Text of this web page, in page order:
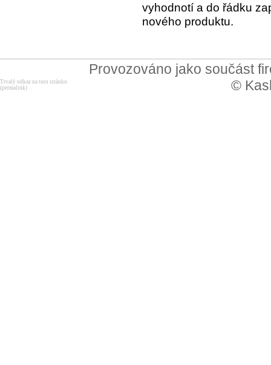
vyhodnotí a do řádku
nového produktu.
Provozováno jako součást
©
Trvalý odkaz na tuto stránku
(permalink)